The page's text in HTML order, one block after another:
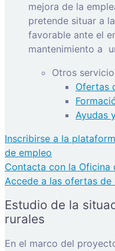
mejora de la
pretende situar a
favorable ante el
mantenimiento a
Otros
Ofertas
Ayudas
Inscribirse a la
de empleo
Contacta con la
Accede a las ofertas de
Estudio de la
rurales
En el marco del